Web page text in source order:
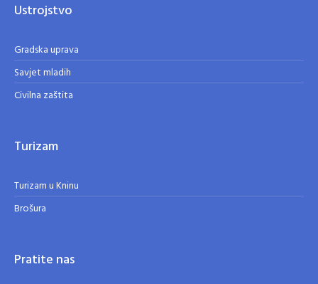
Ustrojstvo
Gradska uprava
Savjet mladih
Civilna zaštita
Turizam
Turizam u Kninu
Brošura
Pratite nas